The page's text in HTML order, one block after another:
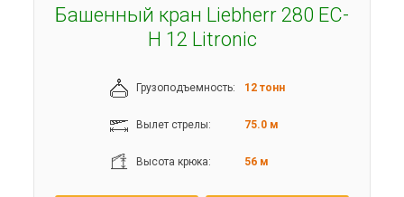
Башенный кран Liebherr 280 EC-
H 12 Litronic
Грузоподъемность: 12 тонн
Вылет стрелы: 75.0 м
Высота крюка: 56 м